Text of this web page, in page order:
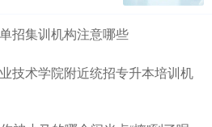
招集训机构注意哪些
技术学院附近统招专升本培训机